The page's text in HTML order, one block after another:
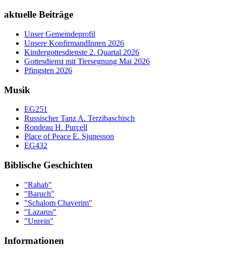
aktuelle Beiträge
Unser Gemeindeprofil
Unsere KonfirmandInnen 2026
Kindergottesdienste 2. Quartal 2026
Gottesdienst mit Tiersegnung Mai 2026
Pfingsten 2026
Musik
EG251
Russischer Tanz A. Terzibaschisch
Rondeau H. Purcell
Place of Peace E. Sjunesson
EG432
Biblische Geschichten
"Rahab"
"Baruch"
"Schalom Chaverim"
"Lazarus"
"Unrein"
Informationen